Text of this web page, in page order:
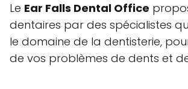
Le Ear Falls Dental Office
dentaires par des spécialistes
le domaine de la dentisterie,
de vos problèmes de dents et